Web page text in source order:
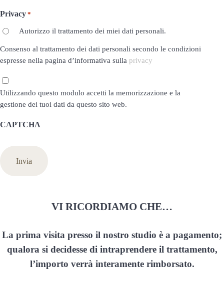
Privacy *
Autorizzo il trattamento dei miei dati personali.
Consenso al trattamento dei dati personali secondo le condizioni
espresse nella pagina d’informativa sulla privacy
Privacy
*
Utilizzando questo modulo accetti la memorizzazione e la
gestione dei tuoi dati da questo sito web.
CAPTCHA
VI RICORDIAMO CHE…
La prima visita presso il nostro studio è a pagamento;
qualora si decidesse di intraprendere il trattamento,
l’importo verrà interamente rimborsato.